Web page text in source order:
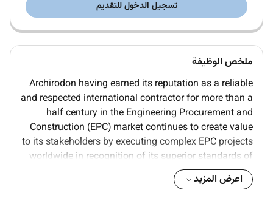
تسجيل الدخول للتقديم
ملخص الوظيفة
Archirodon having earned its reputation as a reliable
and respected international contractor for more than a
half century in the Engineering Procurement and
Construction (EPC) market continues to create value
to its stakeholders by executing complex EPC projects
worldwide in recognition of its superior standards of
performance.
We are constantly growing and are currently looking
اعرض المزيد